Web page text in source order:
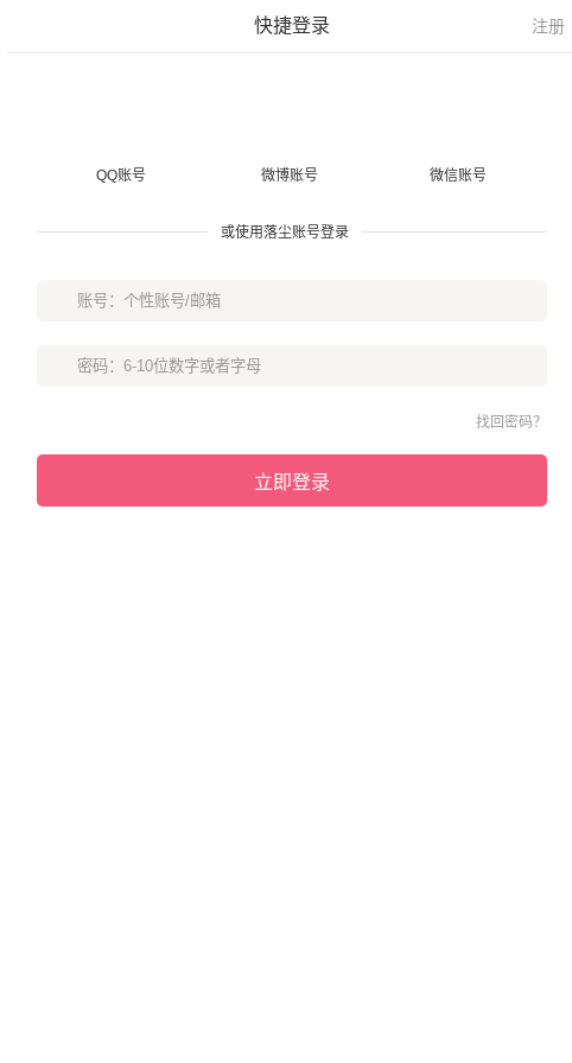
快捷登录 注册
QQ账号 微博账号 微信账号
或使用落尘账号登录
找回密码？